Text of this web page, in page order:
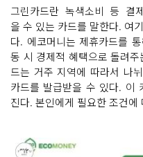
그린카드란 녹색소비 등 결
을 수 있는 카드를 말한다. 여
다. 에코머니는 제휴카드를
동 시 경제적 혜택으로 돌려
드는 거주 지역에 따라서 나
카드를 발급받을 수 있다. 이
진다. 본인에게 필요한 조건